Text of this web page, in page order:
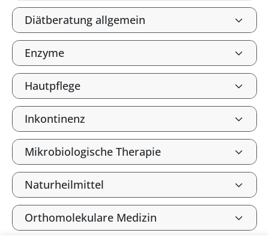
Diätberatung allgemein
Enzyme
Hautpflege
Inkontinenz
Mikrobiologische Therapie
Naturheilmittel
Orthomolekulare Medizin